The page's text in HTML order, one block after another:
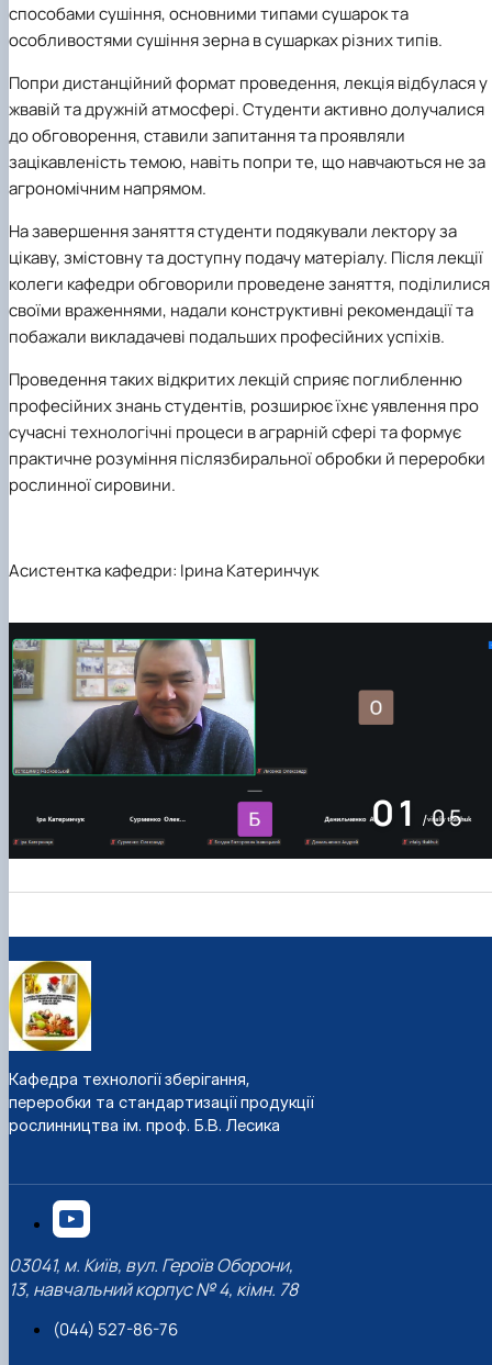
способами сушіння, основними типами сушарок та
особливостями сушіння зерна в сушарках різних типів.
Попри дистанційний формат проведення, лекція відбулася у
жвавій та дружній атмосфері. Студенти активно долучалися
до обговорення, ставили запитання та проявляли
зацікавленість темою, навіть попри те, що навчаються не за
агрономічним напрямом.
На завершення заняття студенти подякували лектору за
цікаву, змістовну та доступну подачу матеріалу. Після лекції
колеги кафедри обговорили проведене заняття, поділилися
своїми враженнями, надали конструктивні рекомендації та
побажали викладачеві подальших професійних успіхів.
Проведення таких відкритих лекцій сприяє поглибленню
професійних знань студентів, розширює їхнє уявлення про
сучасні технологічні процеси в аграрній сфері та формує
практичне розуміння післязбиральної обробки й переробки
рослинної сировини.
Асистентка кафедри: Ірина Катеринчук
01 /05
Кафедра технології зберігання,
переробки та стандартизації продукції
рослинництва ім. проф. Б.В. Лесика
03041, м. Київ, вул. Героїв Оборони,
13, навчальний корпус № 4, кімн. 78
(044) 527-86-76